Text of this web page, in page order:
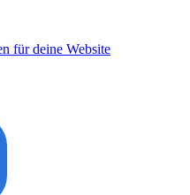
für deine Website